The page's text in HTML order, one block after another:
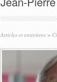
Articles et entretiens >